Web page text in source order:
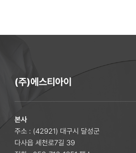
(주)에스티아이
본사
주소 : (42921) 대구시 달성군
다사읍 세천로7길 39